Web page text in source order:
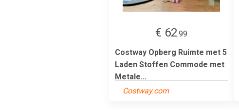
€ 62.99
Costway Opberg Ruimte met 5
Laden Stoffen Commode met
Metale...
Costway.com